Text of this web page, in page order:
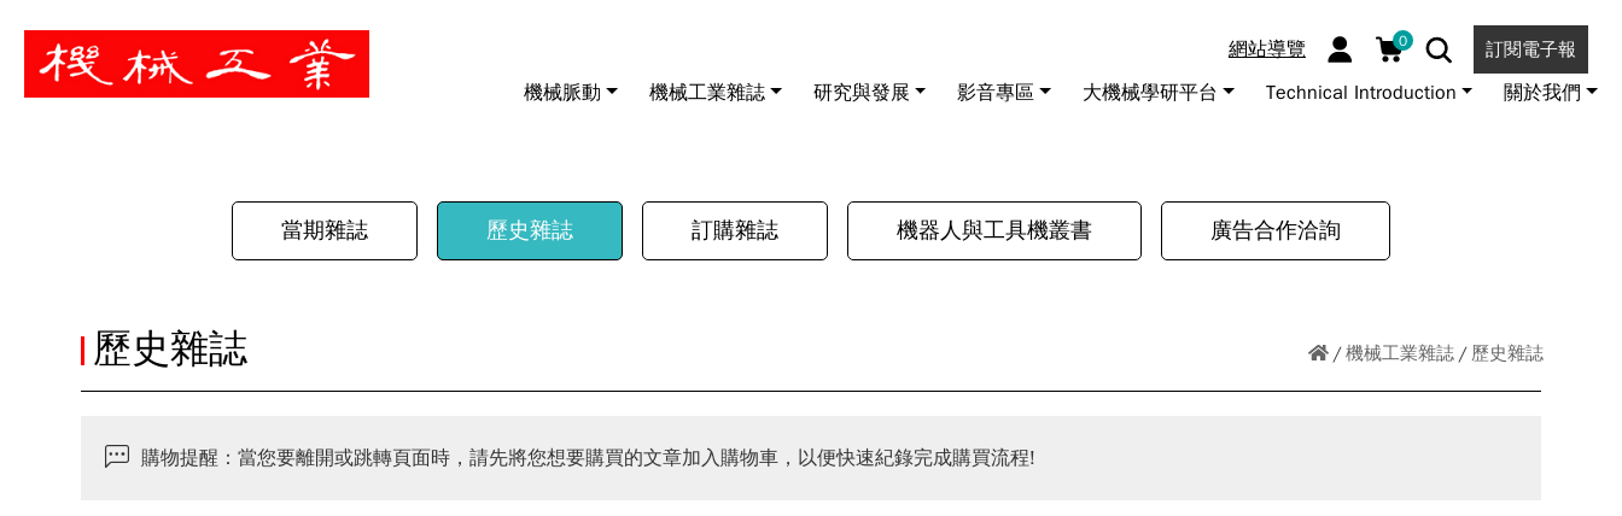
網站導覽 0 訂閱電子報
機械脈動 機械工業雜誌 研究與發展 影音專區 大機械學研平台 Technical Introduction 關於我們
暫停
當期雜誌 歷史雜誌 訂購雜誌 機器人與工具機叢書 廣告合作洽詢
機械工業雜誌 歷史雜誌
歷史雜誌
購物提醒：當您要離開或跳轉頁面時，請先將您想要購買的文章加入購物車，以便快速紀錄完成購買流程!